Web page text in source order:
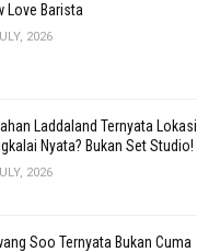
Love Barista
2026
Laddaland Ternyata Lokasi
Nyata? Bukan Set Studio!
2026
Soo Ternyata Bukan Cuma